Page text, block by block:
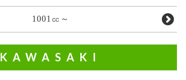
1001㏄～
KAWASAKI